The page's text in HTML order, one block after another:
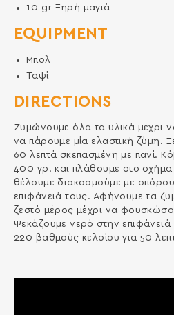
DIRECTIONS
Ζυμώνουμε όλα τα υλικά μέχρι
να πάρουμε μία ελαστική ζύμη.
60 λεπτά σκεπασμένη με πανί.
400 γρ. και πλάθουμε στο σχήμα
θέλουμε διακοσμούμε με
επιφάνειά τους. Αφήνουμε τα
ζεστό μέρος μέχρι να
Ψεκάζουμε νερό στην
220 βαθμούς κελσίου για 50
10 gr Ξηρή μαγιά
EQUIPMENT
Μπολ
Ταψί